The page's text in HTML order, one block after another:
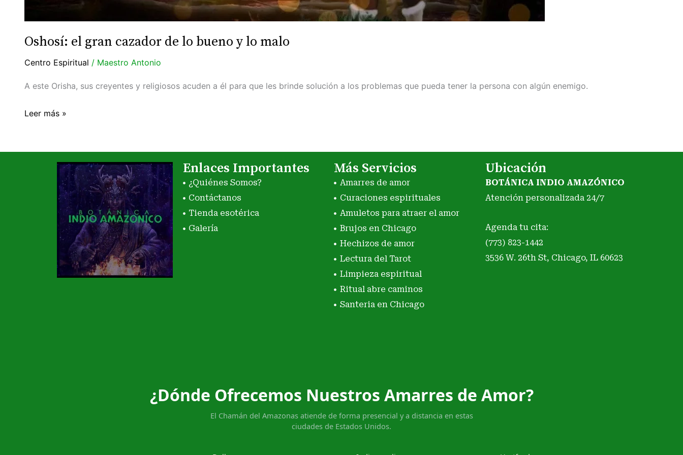
Oshosí: el gran cazador de lo bueno y lo malo
Centro Espiritual / Maestro Antonio
A este Orisha, sus creyentes y religiosos acuden a él para que les brinde solución a los problemas que pueda tener la persona con algún enemigo.
Leer más »
Enlaces Importantes
¿Quiénes Somos?
Contáctanos
Tienda esotérica
Galería
Más Servicios
Amarres de amor
Curaciones espirituales
Amuletos para atraer el amor
Brujos en Chicago
Hechizos de amor
Lectura del Tarot
Limpieza espiritual
Ritual abre caminos
Santeria en Chicago
Ubicación
BOTÁNICA INDIO AMAZÓNICO
Atención personalizada 24/7
Agenda tu cita:
(773) 823-1442
3536 W. 26th St, Chicago, IL 60623
¿Dónde Ofrecemos Nuestros Amarres de Amor?
El Chamán del Amazonas atiende de forma presencial y a distancia en estas
ciudades de Estados Unidos.